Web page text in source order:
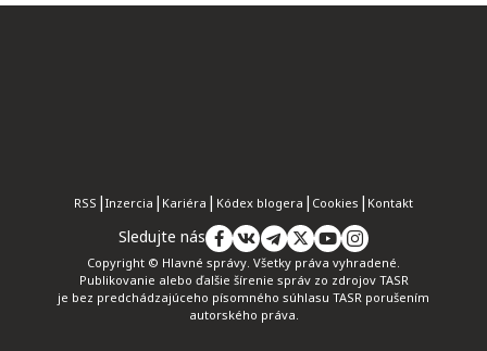
RSS Inzercia Kariéra Kódex blogera Cookies Kontakt
Sledujte nás
Copyright © Hlavné správy. Všetky práva vyhradené.
Publikovanie alebo ďalšie šírenie správ zo zdrojov TASR
je bez predchádzajúceho písomného súhlasu TASR porušením
autorského práva.